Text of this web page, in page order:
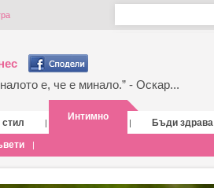
е, че е минало.” - Оскар...
стил |
Интимно
| Бъди здрава
|